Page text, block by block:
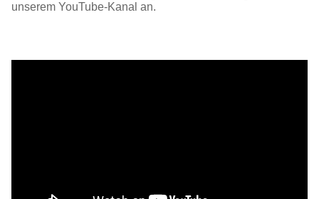
unserem YouTube-Kanal an.